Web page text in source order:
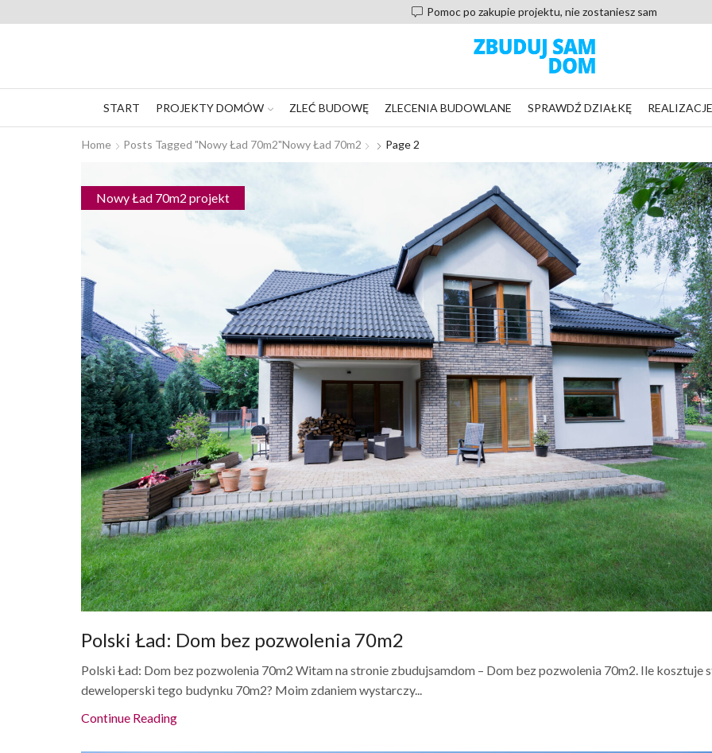
Pomoc po zakupie projektu, nie zostaniesz sam
START PROJEKTY DOMÓW ZLEĆ BUDOWĘ ZLECENIA BUDOWLANE SPRAWDŹ DZIAŁKĘ REALIZACJE
Home Posts Tagged "nowy Ład 70m2"Nowy Ład 70m2 Page 2
Nowy Ład 70m2 projekt
Polski Ład: Dom bez pozwolenia 70m2
Polski Ład: Dom bez pozwolenia 70m2 Witam na stronie zbudujsamdom – Dom bez pozwolenia 70m2. Ile kosztuje
deweloperski tego budynku 70m2? Moim zdaniem wystarczy...
Continue Reading